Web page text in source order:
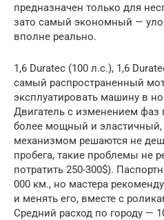
предназначен только для
зато самый экономный —
вполне реально.
1,6 Duratec (100 л.с.), 1,6
самый распространенный
эксплуатировать машину в
Двигатель с изменением фаз
более мощный и
механизмом решаются не
пробега, такие проблемы не
потратить 250-300$).
000 км., но мастера
и менять его, вместе с
Средний расход по городу —